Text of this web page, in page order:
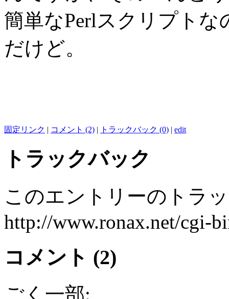
簡単なPerlスクリプト
だけど。
固定リンク | コメント (2) | トラックバック (0) | edit
トラックバック
このエントリーのトラ
http://www.ronax.net/cgi-
コメント (2)
ごく一部: